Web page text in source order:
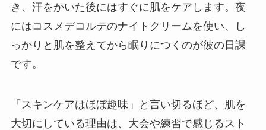
き、汗をかいた後にはすぐに肌をケアします。夜
にはコスメデコルテのナイトクリームを使い、し
っかりと肌を整えてから眠りにつくのが彼の日課
です。
「スキンケアはほぼ趣味」と言い切るほど、肌を
大切にしている理由は、大会や練習で感じるスト